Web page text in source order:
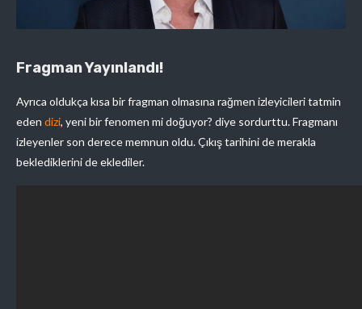
Fragman Yayınlandı!
Ayrıca oldukça kısa bir fragman olmasına rağmen izleyicileri tatmin
eden dizi, yeni bir fenomen mi doğuyor? diye sordurttu. Fragmanı
izleyenler son derece memnun oldu. Çıkış tarihini de merakla
beklediklerini de eklediler.